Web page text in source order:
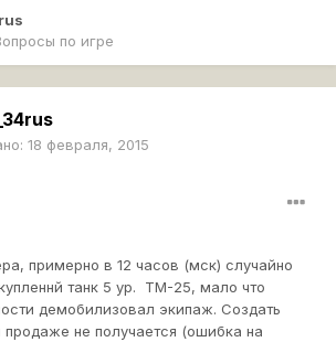
по игре
18 февраля, 2015
примерно в 12 часов (мск) случайно
танк 5 ур. ТМ-25, мало что
демобилизовал экипаж. Создать
продаже не получается (ошибка на